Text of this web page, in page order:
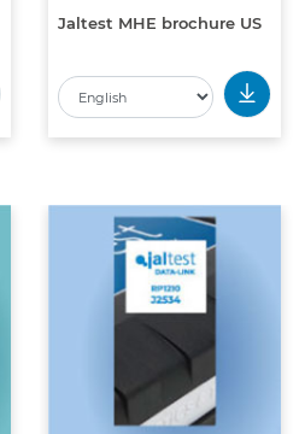
Jaltest MHE brochure US